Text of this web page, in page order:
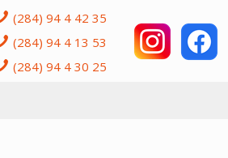
(284) 94 4 42 35
(284) 94 4 13 53
(284) 94 4 30 25